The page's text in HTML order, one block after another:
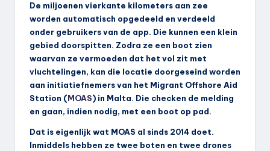
De miljoenen vierkante kilometers aan zee
worden automatisch opgedeeld en verdeeld
onder gebruikers van de app. Die kunnen een klein
gebied doorspitten. Zodra ze een boot zien
waarvan ze vermoeden dat het vol zit met
vluchtelingen, kan die locatie doorgeseind worden
aan initiatiefnemers van het Migrant Offshore Aid
Station (MOAS) in Malta. Die checken de melding
en gaan, indien nodig, met een boot op pad.
Dat is eigenlijk wat MOAS al sinds 2014 doet.
Inmiddels hebben ze twee boten en twee drones